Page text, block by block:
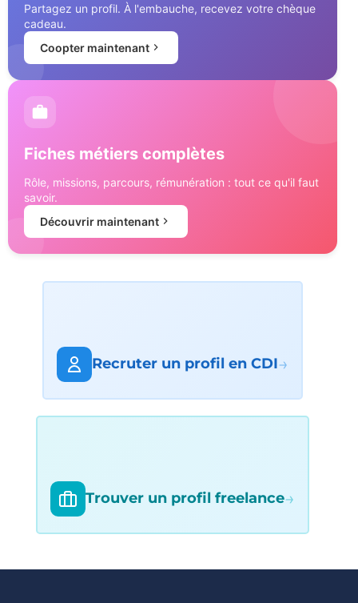
Partagez un profil. À l'embauche, recevez votre chèque
cadeau.
Coopter maintenant
Fiches métiers complètes
Rôle, missions, parcours, rémunération : tout ce qu'il faut
savoir.
Découvrir maintenant
Recruter un profil en CDI→
Trouver un profil freelance→